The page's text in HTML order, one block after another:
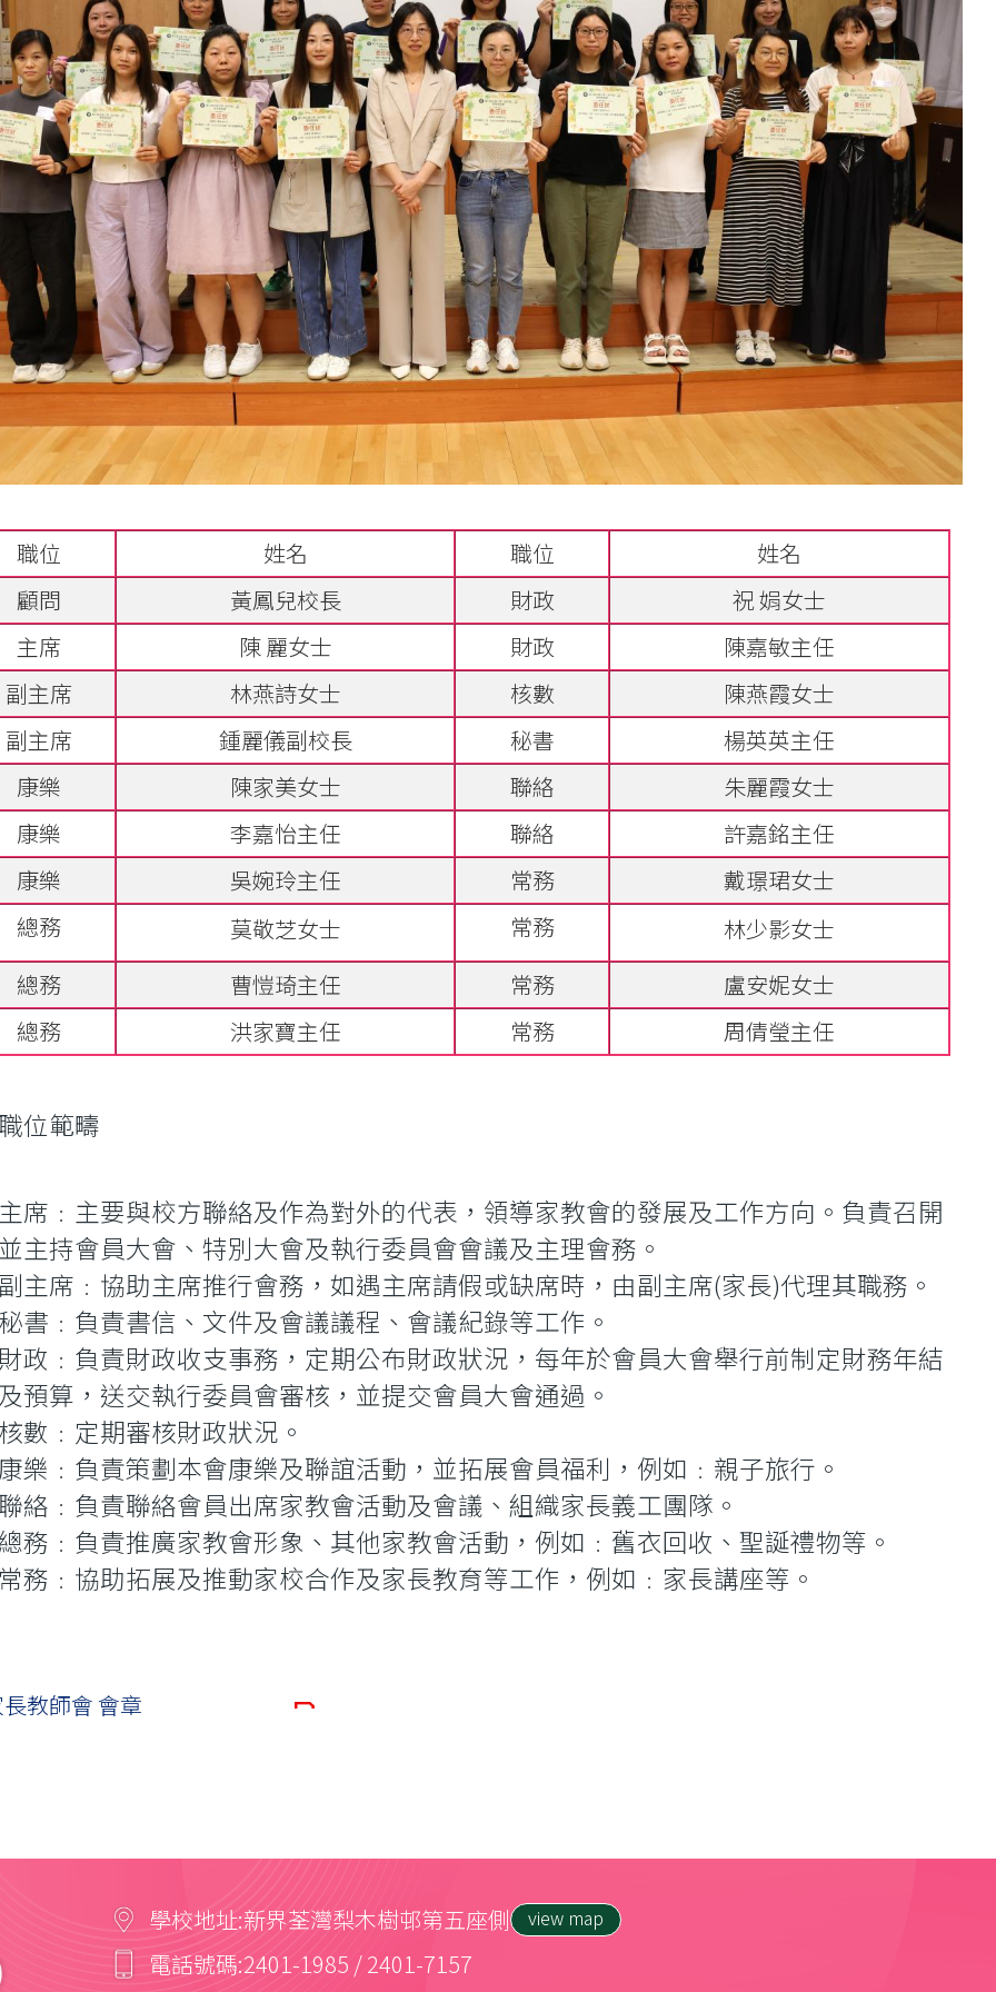
職位 姓名 職位
姓名
顧問
黃鳳兒校長 財政
祝 娟女士
主席
陳 麗女士 財政
陳嘉敏主任
副主席
林燕詩女士 核數
陳燕霞女士
副主席
鍾麗儀副校長 秘書
楊英英主任
康樂
陳家美女士 聯絡
朱麗霞女士
康樂
李嘉怡主任 聯絡
許嘉銘主任
康樂
吳婉玲主任 常務
戴璟珺女士
總務
莫敬芝女士 常務
林少影女士
總務
曹愷琦主任 常務
盧安妮女士
總務
洪家寶主任 常務 周倩瑩主任
位範疇
席﹕主要與校方聯絡及作為對外的代表，領導家教會的發展及工作方向。負責召開
主持會員大會、特別大會及執行委員會會議及主理會務。
主席﹕協助主席推行會務，如遇主席請假或缺席時，由副主席(家長)代理其職務。
書﹕負責書信、文件及會議議程、會議紀錄等工作。
政﹕負責財政收支事務，定期公布財政狀況，每年於會員大會舉行前制定財務年結
預算，送交執行委員會審核，並提交會員大會通過。
數﹕定期審核財政狀況。
樂﹕負責策劃本會康樂及聯誼活動，並拓展會員福利，例如﹕親子旅行。
絡﹕負責聯絡會員出席家教會活動及會議、組織家長義工團隊。
務﹕負責推廣家教會形象、其他家教會活動，例如﹕舊衣回收、聖誕禮物等。
務﹕協助拓展及推動家校合作及家長教育等工作，例如﹕家長講座等。
教師會 會章
學校地址:新界荃灣梨木樹邨第五座側 view map
電話號碼:2401-1985 / 2401-7157